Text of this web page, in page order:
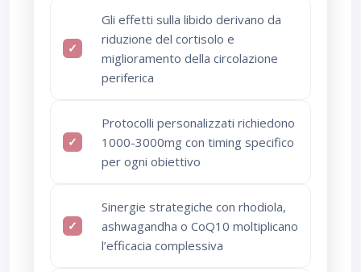
Gli effetti sulla libido derivano da
riduzione del cortisolo e
miglioramento della circolazione
periferica
Protocolli personalizzati richiedono
1000-3000mg con timing specifico
per ogni obiettivo
Sinergie strategiche con rhodiola,
ashwagandha o CoQ10 moltiplicano
l’efficacia complessiva